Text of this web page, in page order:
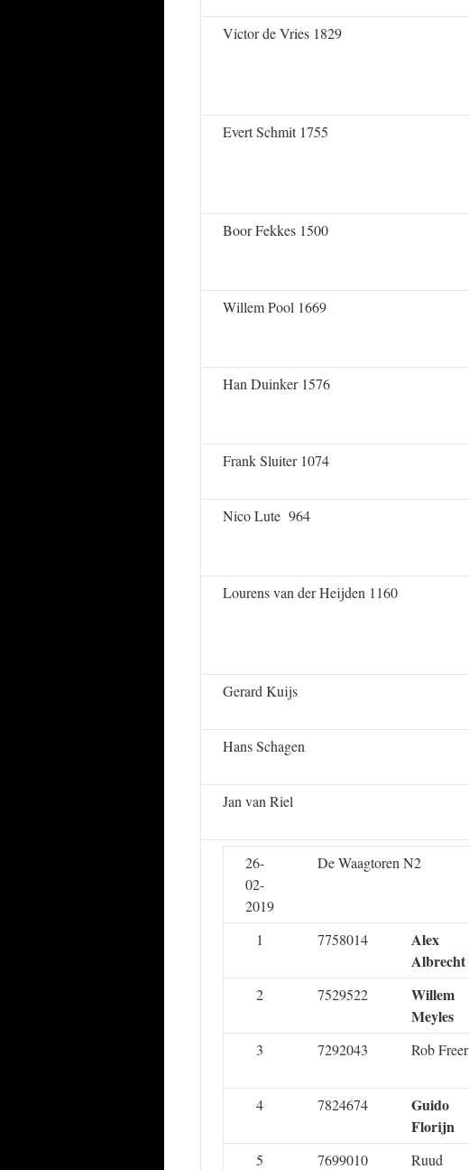
Victor de Vries 1829
Evert Schmit 1755
Boor Fekkes 1500
Willem Pool 1669
Han Duinker 1576
Frank Sluiter 1074
Nico Lute 964
Lourens van der Heijden 1160
Gerard Kuijs
Hans Schagen
Jan van Riel
26-
02-
2019
De Waagtoren N2
1
7758014
Alex
Albrecht
2
7529522
Willem
Meyles
3
7292043 Rob Freer
4
7824674
Guido
Florijn
5
7699010
Ruud